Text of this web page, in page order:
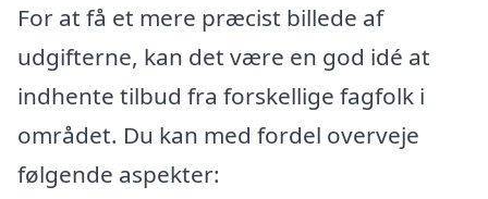
For at få et mere præcist billede af
udgifterne, kan det være en god idé at
indhente tilbud fra forskellige fagfolk i
området. Du kan med fordel overveje
følgende aspekter: